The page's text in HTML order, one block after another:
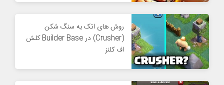
روش های اتک به سنگ شکن
(Crusher) در Builder Base کلش
اف کلنز